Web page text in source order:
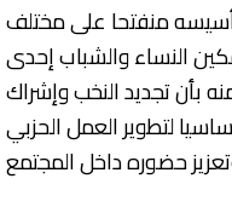
منفتحا على مختلف
النساء والشباب إحدى
بأن تجديد النخب وإشراك
لتطوير العمل الحزبي